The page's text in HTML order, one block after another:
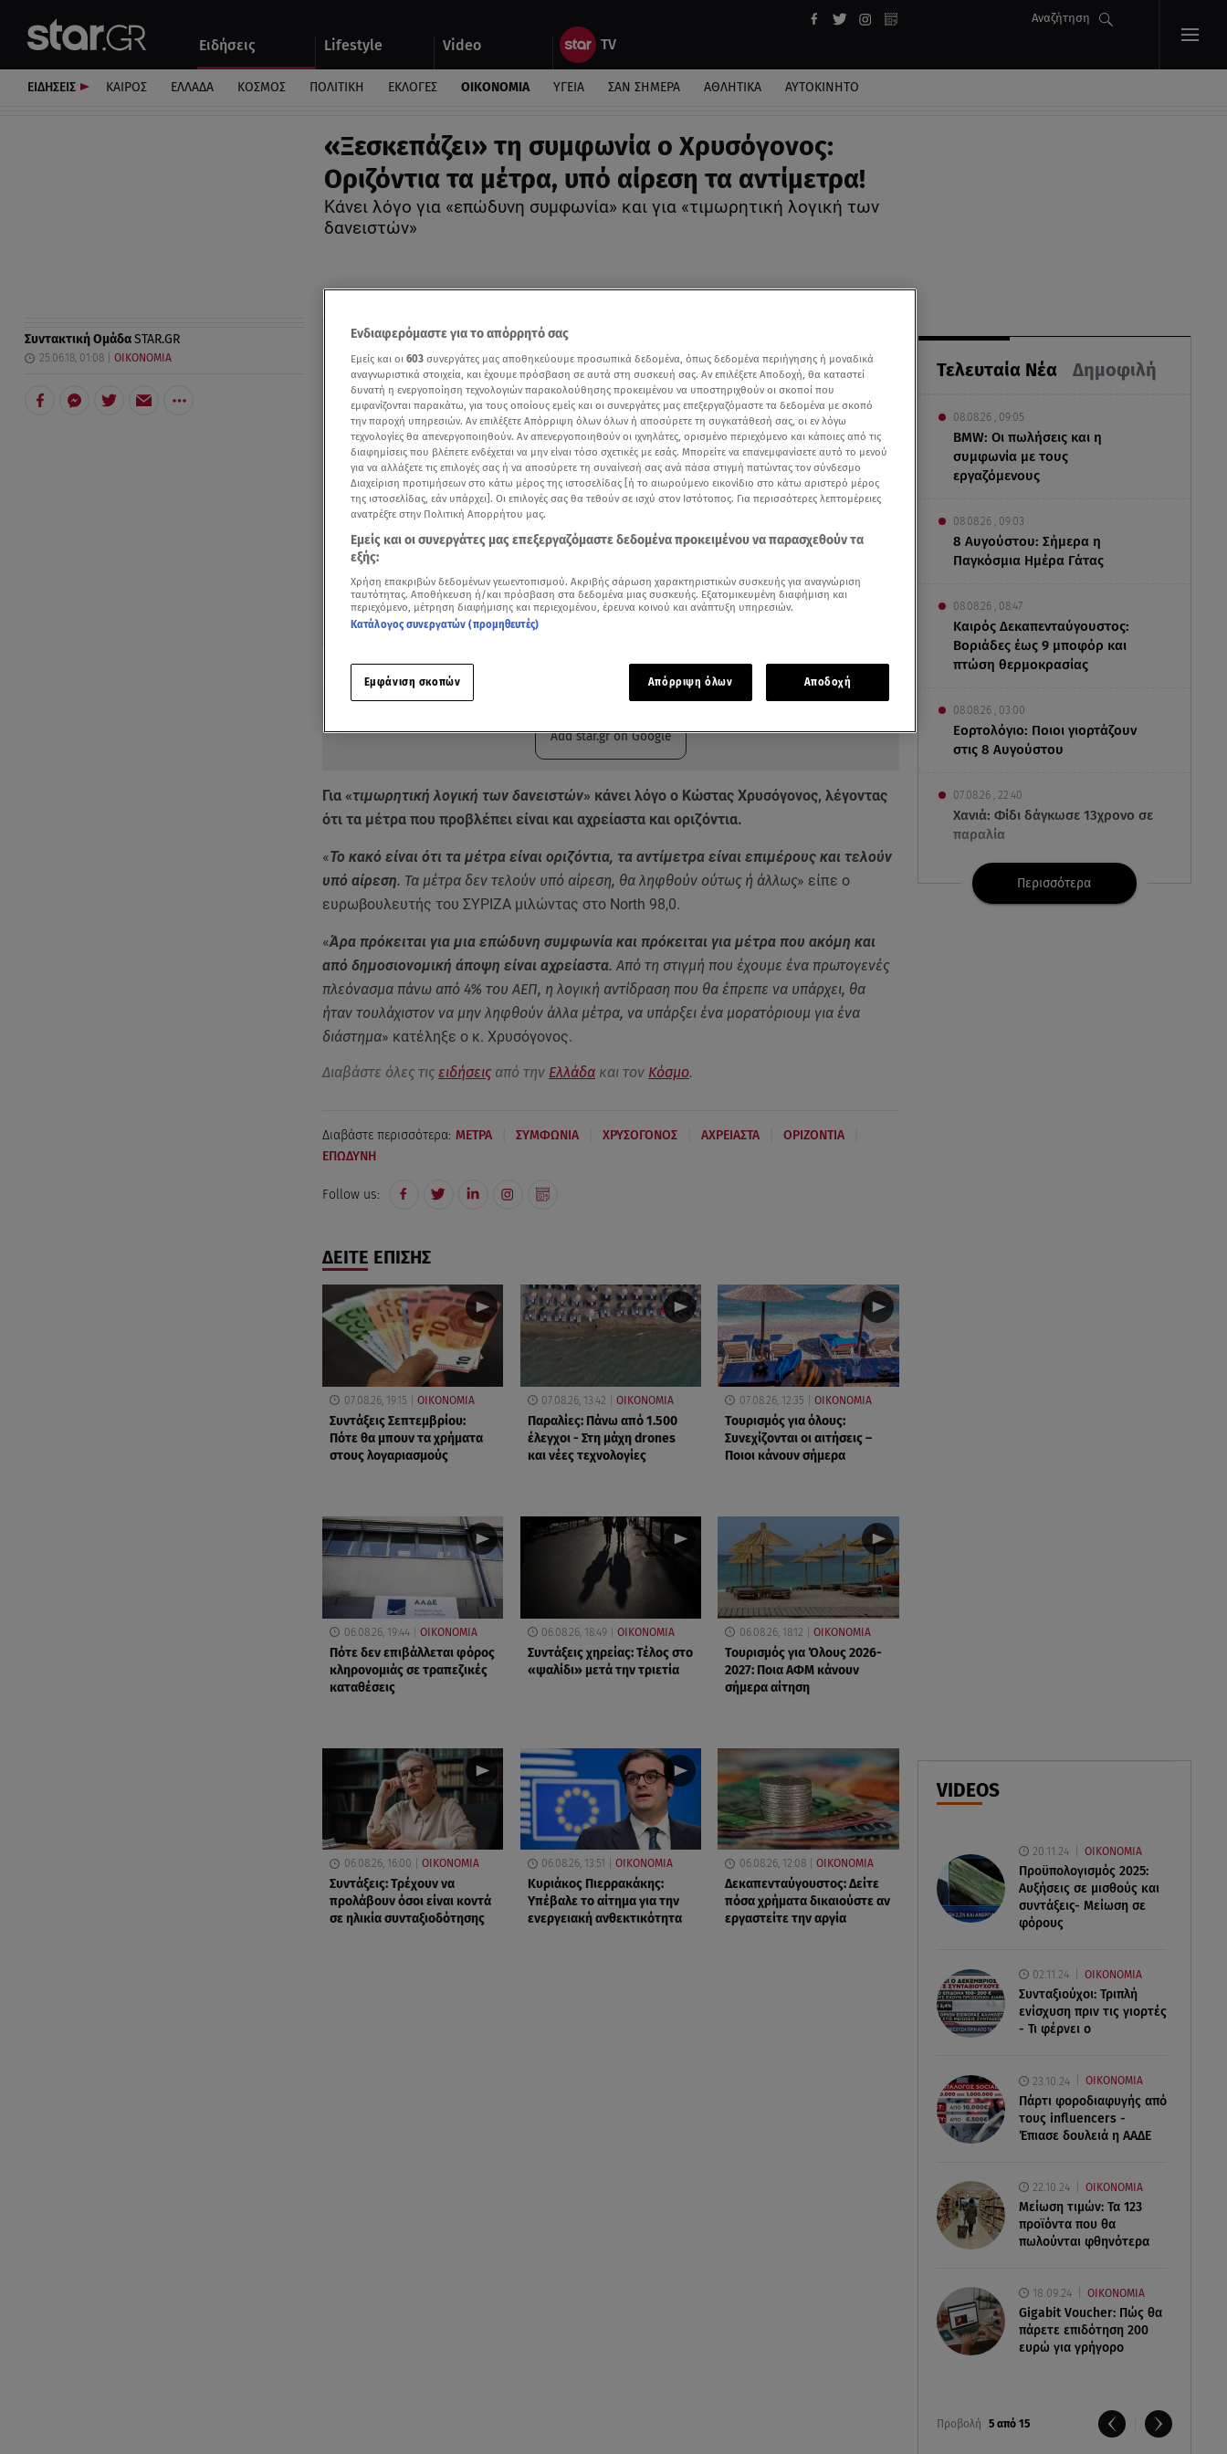
Ειδήσεις Lifestyle Video
Αναζήτηση
Αυτοκίνητο
ΕΙΔΗΣΕΙΣ ΚΑΙΡΟΣ ΕΛΛΑΔΑ ΚΟΣΜΟΣ ΠΟΛΙΤΙΚΗ ΕΚΛΟΓΕΣ ΟΙΚΟΝΟΜΙΑ ΥΓΕΙΑ ΣΑΝ ΣΗΜΕΡΑ ΑΘΛΗΤΙΚΑ ΑΥΤΟΚΙΝΗΤΟ
«Ξεσκεπάζει» τη συμφωνία ο Χρυσόγονος:
Οριζόντια τα μέτρα, υπό αίρεση τα αντίμετρα!
Κάνει λόγο για «επώδυνη συμφωνία» και για «τιμωρητική λογική των
δανειστών»
Τελευταία Νέα Δημοφιλή
08.08.26 , 09:05
BMW: Οι πωλήσεις και η
συμφωνία με τους
εργαζόμενους
08.08.26 , 09:03
8 Αυγούστου: Σήμερα η
Παγκόσμια Ημέρα Γάτας
08.08.26 , 08:47
Καιρός Δεκαπενταύγουστος:
Βοριάδες έως 9 μποφόρ και
πτώση θερμοκρασίας
08.08.26 , 03:00
Εορτολόγιο: Ποιοι γιορτάζουν
στις 8 Αυγούστου
07.08.26 , 22:40
Χανιά: Φίδι δάγκωσε 13χρονο σε
παραλία
07.08.26 , 22:05
Φωτιές: Στάχτη Το Πράσινο
07.08.26 , 20:13
Κυψέλη: Tι βρέθηκε στο
διαμέρισμα της 38χρονης Λίζα
Περισσότερα
VIDEOS
20.11.24 ΟΙΚΟΝΟΜΙΑ
Προϋπολογισμός 2025:
Αυξήσεις σε μισθούς και
συντάξεις- Μείωση σε
φόρους
02.11.24 ΟΙΚΟΝΟΜΙΑ
Συνταξιούχοι: Τριπλή
ενίσχυση πριν τις γιορτές
- Τι φέρνει ο
23.10.24 ΟΙΚΟΝΟΜΙΑ
Πάρτι φοροδιαφυγής από
τους influencers -
Έπιασε δουλειά η ΑΑΔΕ
22.10.24 ΟΙΚΟΝΟΜΙΑ
Μείωση τιμών: Τα 123
προϊόντα που θα
πωλούνται φθηνότερα
18.09.24 ΟΙΚΟΝΟΜΙΑ
Gigabit Voucher: Πώς θα
πάρετε επιδότηση 200
ευρώ για γρήγορο
Προβολή 5 από 15
Συντακτική ΟμάδαSTAR.GR
25.06.18, 01:08 ΟΙΚΟΝΟΜΙΑ
Πρόσθηκη star.gr στις επιλογές σας
Δείτε περισσότερα άρθρα μας στα αποτελέσματα αναζήτησης
Add star.gr on Google
Για «τιμωρητική λογική των δανειστών» κάνει λόγο ο Κώστας Χρυσόγονος, λέγοντας
ότι τα μέτρα που προβλέπει είναι και αχρείαστα και οριζόντια.
«Το κακό είναι ότι τα μέτρα είναι οριζόντια, τα αντίμετρα είναι επιμέρους και τελούν
υπό αίρεση. Τα μέτρα δεν τελούν υπό αίρεση, θα ληφθούν ούτως ή άλλως» είπε ο
ευρωβουλευτής του ΣΥΡΙΖΑ μιλώντας στο Νorth 98,0.
«Άρα πρόκειται για μια επώδυνη συμφωνία και πρόκειται για μέτρα που ακόμη και
από δημοσιονομική άποψη είναι αχρείαστα. Από τη στιγμή που έχουμε ένα πρωτογενές
πλεόνασμα πάνω από 4% του ΑΕΠ, η λογική αντίδραση που θα έπρεπε να υπάρχει, θα
ήταν τουλάχιστον να μην ληφθούν άλλα μέτρα, να υπάρξει ένα μορατόριουμ για ένα
διάστημα» κατέληξε ο κ. Χρυσόγονος.
Διαβάστε όλες τις ειδήσειςαπό την Ελλάδακαι τον Κόσμο.
Διαβάστε περισσότερα: ΜΕΤΡΑ ΣΥΜΦΩΝΙΑ ΧΡΥΣΟΓΟΝΟΣ ΑΧΡΕΙΑΣΤΑ ΟΡΙΖΟΝΤΙΑ
ΕΠΩΔΥΝΗ
Follow us:
ΔΕΙΤΕ ΕΠΙΣΗΣ
07.08.26, 19:15 ΟΙΚΟΝΟΜΙΑ
Συντάξεις Σεπτεμβρίου:
Πότε θα μπουν τα χρήματα
στους λογαριασμούς
07.08.26, 13:42 ΟΙΚΟΝΟΜΙΑ
Παραλίες: Πάνω από 1.500
έλεγχοι - Στη μάχη drones
και νέες τεχνολογίες
07.08.26, 12:35 ΟΙΚΟΝΟΜΙΑ
Τουρισμός για όλους:
Συνεχίζονται οι αιτήσεις –
Ποιοι κάνουν σήμερα
06.08.26, 19:44 ΟΙΚΟΝΟΜΙΑ
Πότε δεν επιβάλλεται φόρος
κληρονομιάς σε τραπεζικές
καταθέσεις
06.08.26, 18:49 ΟΙΚΟΝΟΜΙΑ
Συντάξεις χηρείας: Τέλος στο
«ψαλίδι» μετά την τριετία
06.08.26, 18:12 ΟΙΚΟΝΟΜΙΑ
Τουρισμός για Όλους 2026-
2027: Ποια ΑΦΜ κάνουν
σήμερα αίτηση
06.08.26, 16:00 ΟΙΚΟΝΟΜΙΑ
Συντάξεις: Τρέχουν να
προλάβουν όσοι είναι κοντά
σε ηλικία συνταξιοδότησης
06.08.26, 13:51 ΟΙΚΟΝΟΜΙΑ
Κυριάκος Πιερρακάκης:
Υπέβαλε το αίτημα για την
ενεργειακή ανθεκτικότητα
06.08.26, 12:08 ΟΙΚΟΝΟΜΙΑ
Δεκαπενταύγουστος: Δείτε
πόσα χρήματα δικαιούστε αν
εργαστείτε την αργία
Ενδιαφερόμαστε για το απόρρητό σας
Εμείς και οι 603 συνεργάτες μας αποθηκεύουμε προσωπικά δεδομένα, όπως δεδομένα περιήγησης ή μοναδικά
αναγνωριστικά στοιχεία, και έχουμε πρόσβαση σε αυτά στη συσκευή σας. Αν επιλέξετε Αποδοχή, θα καταστεί
δυνατή η ενεργοποίηση τεχνολογιών παρακολούθησης προκειμένου να υποστηριχθούν οι σκοποί που
εμφανίζονται παρακάτω, για τους οποίους εμείς και οι συνεργάτες μας επεξεργαζόμαστε τα δεδομένα με σκοπό
την παροχή υπηρεσιών. Αν επιλέξετε Απόρριψη όλων όλων ή αποσύρετε τη συγκατάθεσή σας, οι εν λόγω
τεχνολογίες θα απενεργοποιηθούν. Αν απενεργοποιηθούν οι ιχνηλάτες, ορισμένο περιεχόμενο και κάποιες από τις
διαφημίσεις που βλέπετε ενδέχεται να μην είναι τόσο σχετικές με εσάς. Μπορείτε να επανεμφανίσετε αυτό το μενού
για να αλλάξετε τις επιλογές σας ή να αποσύρετε τη συναίνεσή σας ανά πάσα στιγμή πατώντας τον σύνδεσμο
Διαχείριση προτιμήσεων στο κάτω μέρος της ιστοσελίδας [ή το αιωρούμενο εικονίδιο στο κάτω αριστερό μέρος
της ιστοσελίδας, εάν υπάρχει]. Οι επιλογές σας θα τεθούν σε ισχύ στον Ιστότοπος. Για περισσότερες λεπτομέρειες
ανατρέξτε στην Πολιτική Απορρήτου μας.
Εμείς και οι συνεργάτες μας επεξεργαζόμαστε δεδομένα προκειμένου να παρασχεθούν τα
εξής:
Χρήση επακριβών δεδομένων γεωεντοπισμού. Ακριβής σάρωση χαρακτηριστικών συσκευής για αναγνώριση
ταυτότητας. Αποθήκευση ή/και πρόσβαση στα δεδομένα μιας συσκευής. Εξατομικευμένη διαφήμιση και
περιεχόμενο, μέτρηση διαφήμισης και περιεχομένου, έρευνα κοινού και ανάπτυξη υπηρεσιών.
Κατάλογος συνεργατών (προμηθευτές)
Εμφάνιση σκοπών Απόρριψη όλων Αποδοχή